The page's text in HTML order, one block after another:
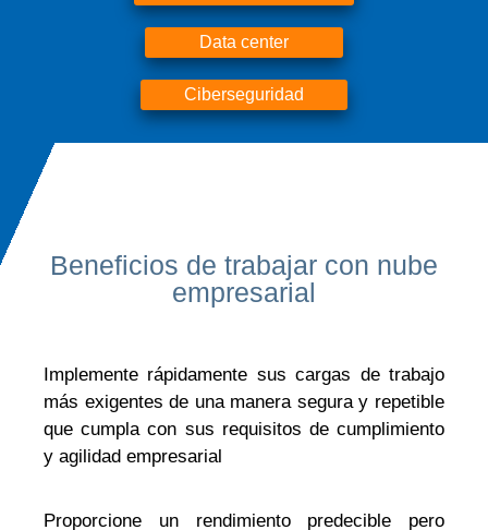
Data center
Ciberseguridad
Beneficios de trabajar con nube
empresarial
Implemente rápidamente sus cargas de trabajo
más exigentes de una manera segura y repetible
que cumpla con sus requisitos de cumplimiento
y agilidad empresarial
Proporcione un rendimiento predecible pero